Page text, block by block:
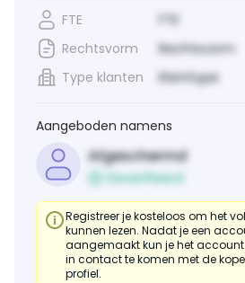
FTE
FTE
Rechtsvorm
Rechtsvorm
Type klanten
Klanttype
Aangeboden namens
Afgeschermd
Geverifieerd
Registreer je kosteloos om het
kunnen lezen. Nadat je een
aangemaakt kun je het
in contact te komen met de
profiel.